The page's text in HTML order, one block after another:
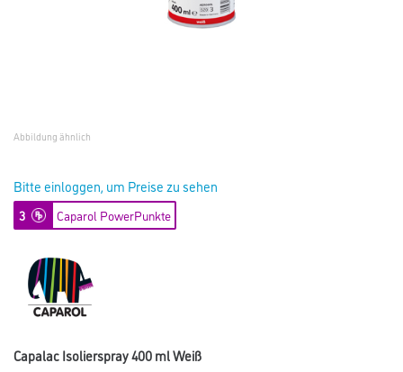
Abbildung ähnlich
Bitte einloggen, um Preise zu sehen
3 Caparol PowerPunkte
Capalac Isolierspray 400 ml Weiß